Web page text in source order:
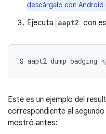
descárgalo con Android
Ejecuta aapt2 con
$ aapt2 dump badging <
Este es un ejemplo del
correspondiente al
mostró antes: